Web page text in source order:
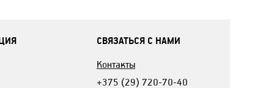
СВЯЗАТЬСЯ С НАМИ
Контакты
+375 (29) 720-70-40